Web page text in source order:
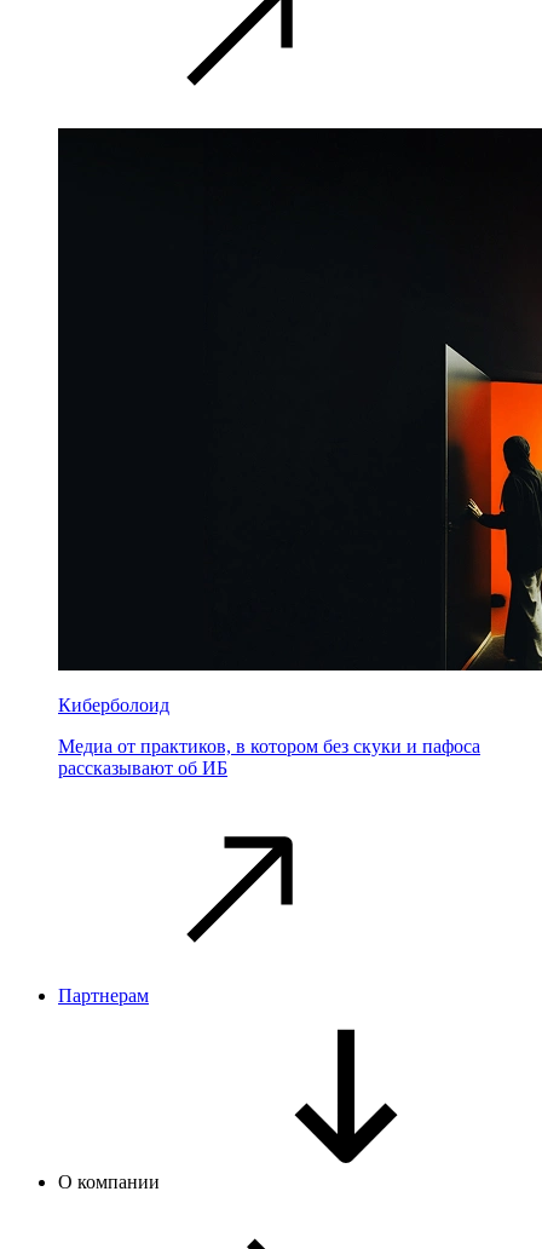
Киберболоид
Медиа от практиков, в котором без скуки и пафоса
рассказывают об ИБ
Партнерам
О компании